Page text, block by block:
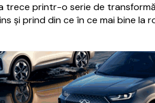
trece printr-o serie de
şi prind din ce în ce mai bine la